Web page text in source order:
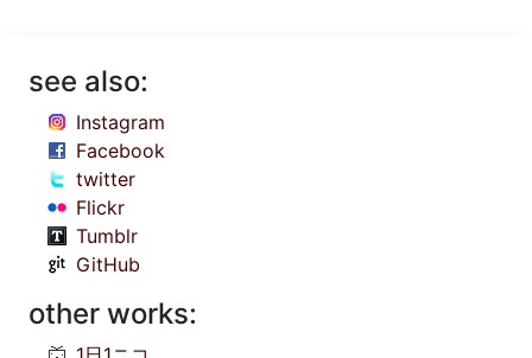
see also:
Instagram
Facebook
twitter
Flickr
Tumblr
GitHub
other works: